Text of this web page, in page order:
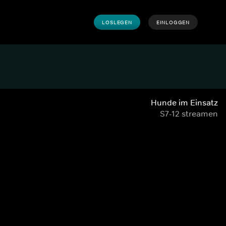
LOSLEGEN EINLOGGEN
Hunde im Einsatz
S7-12 streamen